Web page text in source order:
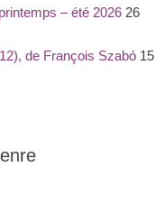
– été 2026 26
de François Szabó 15